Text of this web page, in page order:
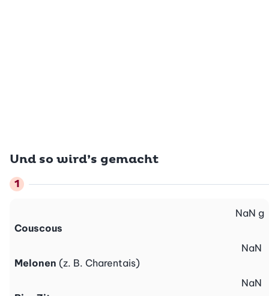
Und so wird’s gemacht
Couscous
NaN g
Melonen (z. B. Charentais)
NaN
NaN